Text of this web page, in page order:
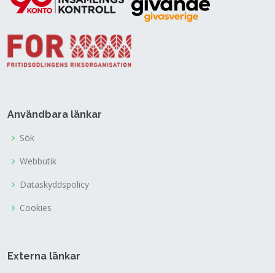
Användbara länkar
Sök
Webbutik
Dataskyddspolicy
Cookies
Externa länkar